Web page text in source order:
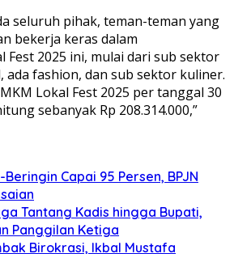
seluruh pihak, teman-teman yang
bekerja keras dalam
Fest 2025 ini, mulai dari sub sektor
ada fashion, dan sub sektor kuliner.
Lokal Fest 2025 per tanggal 30
sebanyak Rp 208.314.000,”
Capai 95 Persen, BPJN
Tantang Kadis hingga Bupati,
Panggilan Ketiga
Birokrasi, Ikbal Mustafa